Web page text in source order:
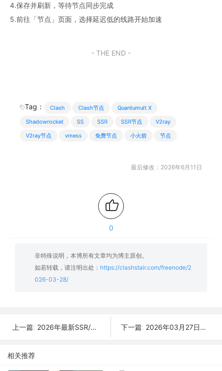
4.保存并刷新，等待节点同步完成
5.前往「节点」页面，选择延迟低的线路开始加速
- THE END -
Tag： Clash Clash节点
Quantumult X
Shadowrocket
SS SSR SSR节点
V2ray
V2ray节点
vmess 免费节点 小火箭 节点
最后修改：2026年6月11日
0
非特殊说明，本博所有文章均为博主原创。
如若转载，请注明出处： https://clashstair.com/freenode/2
026-03-28/
上一篇: 2026年最新SSR/V2Ray/Clash节点分享 | 03月29日实时可用 下一篇: 2026年03月27日更新：48条SSR/V2Ray/Clash可用免费节点
相关推荐